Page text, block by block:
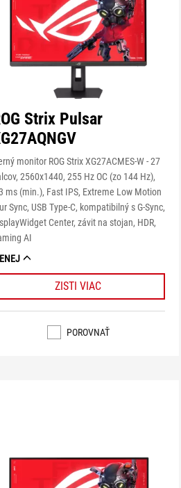
Strix Pulsar
monitor ROG Strix XG27ACMES-W - 27
2560x1440, 255 Hz OC (zo 144 Hz),
ms (min.), Fast IPS, Extreme Low Motion
Sync, USB Type-C, kompatibilný s G-Sync,
Center, závit na stojan, HDR,
AI
ZISTI VIAC
POROVNAŤ